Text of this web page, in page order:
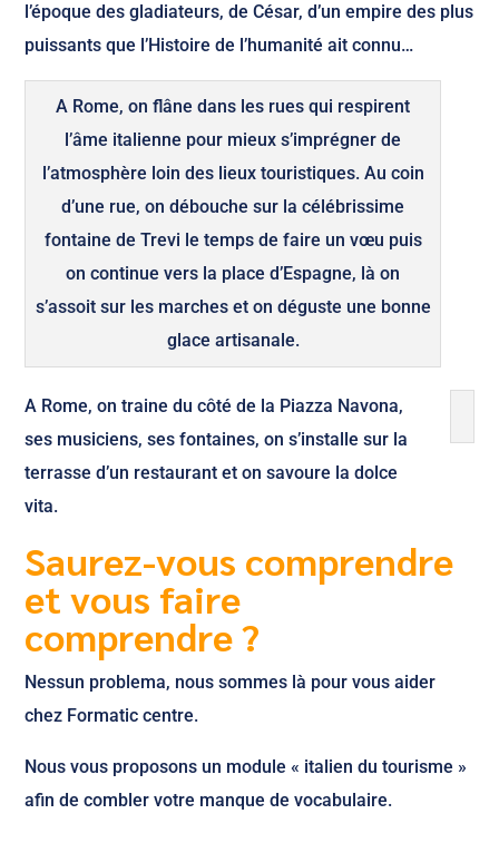
l’époque des gladiateurs, de César, d’un empire des plus
puissants que l’Histoire de l’humanité ait connu…
A Rome, on flâne dans les rues qui respirent
l’âme italienne pour mieux s’imprégner de
l’atmosphère loin des lieux touristiques. Au coin
d’une rue, on débouche sur la célébrissime
fontaine de Trevi le temps de faire un vœu puis
on continue vers la place d’Espagne, là on
s’assoit sur les marches et on déguste une bonne
glace artisanale.
A Rome, on traine du côté de la Piazza Navona,
ses musiciens, ses fontaines, on s’installe sur la
terrasse d’un restaurant et on savoure la dolce
vita.
Saurez-vous comprendre
et vous faire
comprendre ?
Nessun problema, nous sommes là pour vous aider
chez Formatic centre.
Nous vous proposons un module « italien du tourisme »
afin de combler votre manque de vocabulaire.